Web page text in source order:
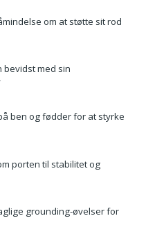
om at støtte sit rod
bevidst med sin
ben og fødder for at styrke
porten til stabilitet og
grounding-øvelser for